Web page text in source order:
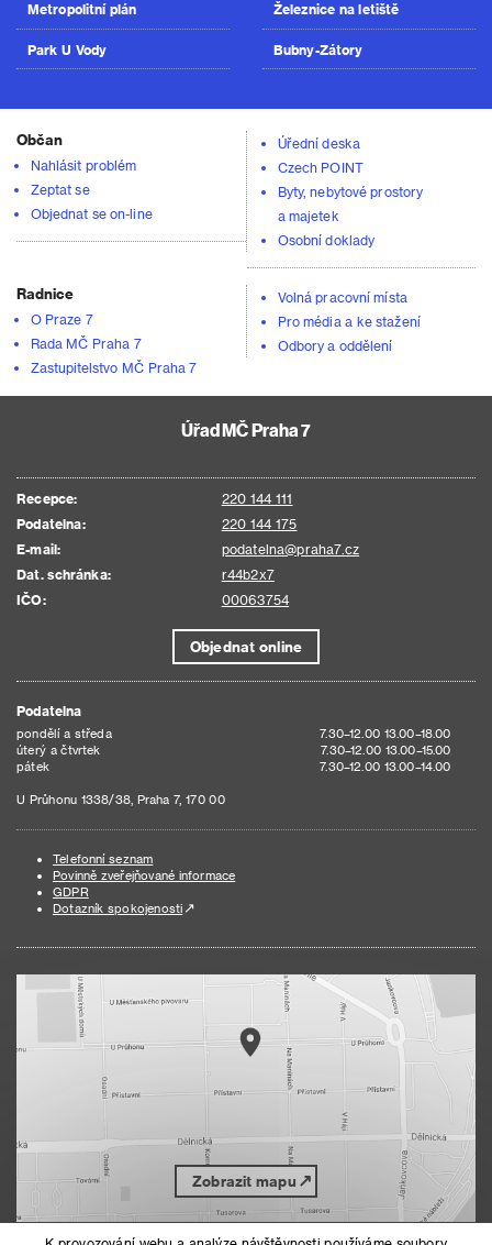
Metropolitní plán
Park U Vody
Železnice na letiště
Bubny-Zátory
Občan
Nahlásit problém
Zeptat se
Objednat se on-line
Úřední deska
Czech POINT
Byty, nebytové prostory
a majetek
Osobní doklady
Radnice
O Praze 7
Rada MČ Praha 7
Zastupitelstvo MČ Praha 7
Volná pracovní místa
Pro média a ke stažení
Odbory a oddělení
Úřad MČ Praha 7
Recepce:
220 144 111
Podatelna:
220 144 175
E-mail:
podatelna@praha7.cz
Dat. schránka:
r44b2x7
IČO:
00063754
Objednat online
Podatelna
pondělí a středa
7.30–12.00 13.00–18.00
úterý a čtvrtek
7.30–12.00 13.00–15.00
pátek
7.30–12.00 13.00–14.00
U Průhonu 1338/38, Praha 7, 170 00
Telefonní seznam
Povinně zveřejňované informace
GDPR
Dotazník spokojenosti
Zobrazit mapu